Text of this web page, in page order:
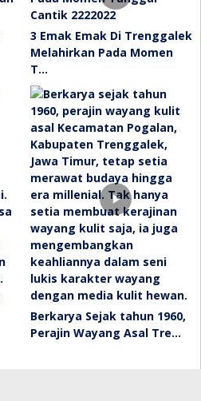
3 Emak Emak Di Trenggalek
Melahirkan Pada Momen
T…
Berkarya Sejak tahun 1960,
Perajin Wayang Asal Tre…